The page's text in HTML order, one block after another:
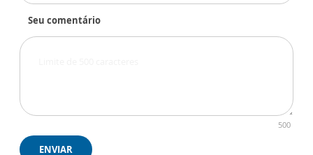
Seu comentário
500
ENVIAR